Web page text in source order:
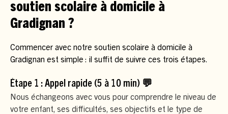
soutien scolaire à domicile à
Gradignan ?
Commencer avec notre soutien scolaire à domicile à
Gradignan est simple : il suffit de suivre ces trois étapes.
Étape 1 : Appel rapide (5 à 10 min) 💬
Nous échangeons avec vous pour comprendre le niveau de
votre enfant, ses difficultés, ses objectifs et le type de